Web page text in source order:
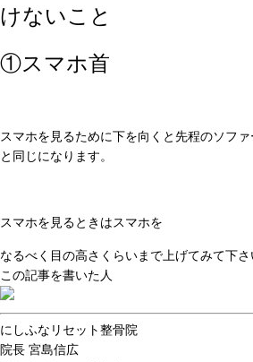
けないこと
①スマホ首
スマホを見るために下を向くと先程のソフ
と同じになります。
スマホを見るときはスマホを
なるべく目の高さくらいまで上げてみて下さ
この記事を書いた人
にしふなリセット整骨院
院長 宮島信広